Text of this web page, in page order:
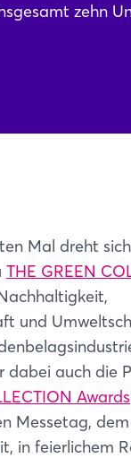
zehn
Mal dreht
THE GREEN
und
dabei auch die
Awards
Messetag, dem
in feierlichem